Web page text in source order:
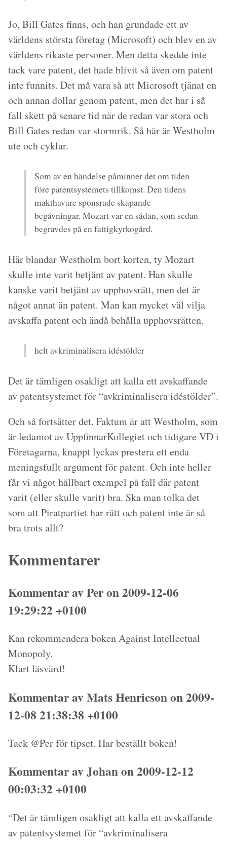
Jo, Bill Gates finns, och han grundade ett av
världens största företag (Microsoft) och blev en av
världens rikaste personer. Men detta skedde inte
tack vare patent, det hade blivit så även om patent
inte funnits. Det må vara så att Microsoft tjänat en
och annan dollar genom patent, men det har i så
fall skett på senare tid när de redan var stora och
Bill Gates redan var stormrik. Så här är Westholm
ute och cyklar.
Som av en händelse påminner det om tiden
före patentsystemets tillkomst. Den tidens
makthavare sponsrade skapande
begåvningar. Mozart var en sådan, som sedan
begravdes på en fattigkyrkogård.
Här blandar Westholm bort korten, ty Mozart
skulle inte varit betjänt av patent. Han skulle
kanske varit betjänt av upphovsrätt, men det är
något annat än patent. Man kan mycket väl vilja
avskaffa patent och ändå behålla upphovsrätten.
helt avkriminalisera idéstölder
Det är tämligen osakligt att kalla ett avskaffande
av patentsystemet för “avkriminalisera idéstölder”.
Och så fortsätter det. Faktum är att Westholm, som
är ledamot av UppfinnarKollegiet och tidigare VD i
Företagarna, knappt lyckas prestera ett enda
meningsfullt argument för patent. Och inte heller
får vi något hållbart exempel på fall där patent
varit (eller skulle varit) bra. Ska man tolka det
som att Piratpartiet har rätt och patent inte är så
bra trots allt?
Kommentarer
Kommentar av Per on 2009-12-06
19:29:22 +0100
Kan rekommendera bokenAgainst Intellectual
Monopoly.
Klart läsvärd!
Kommentar av Mats Henricson on 2009-
12-08 21:38:38 +0100
Tack @Per för tipset. Har beställt boken!
Kommentar av Johan on 2009-12-12
00:03:32 +0100
“Det är tämligen osakligt att kalla ett avskaffande
av patentsystemet för “avkriminalisera